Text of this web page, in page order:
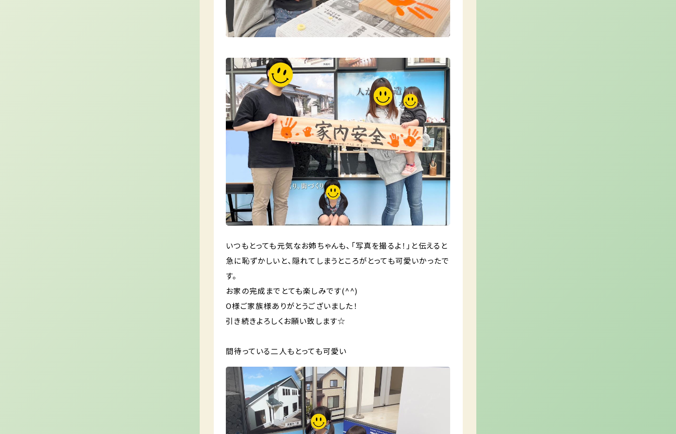
いつもとっても元気なお姉ちゃんも、「写真を撮るよ！」と伝えると
急に恥ずかしいと、隠れてしまうところがとっても可愛いかったで
す。
お家の完成までとても楽しみです(^^)
O様ご家族様ありがとうございました！
引き続きよろしくお願い致します☆
間待っている二人もとっても可愛い